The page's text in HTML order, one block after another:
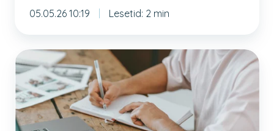
05.05.26 10:19 Lesetid: 2 min
Fagkomiteen
har
hatt
møte
om